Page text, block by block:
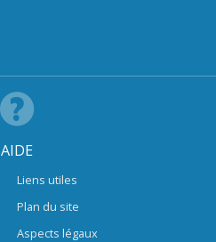
AIDE
Liens utiles
Plan du site
Aspects légaux